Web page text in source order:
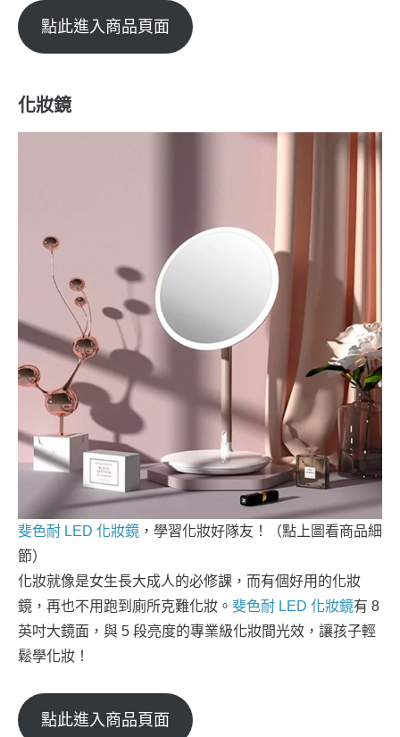
點此進入商品頁面
化妝鏡
斐色耐 LED 化妝鏡 ，學習化妝好隊友！（點上圖看商品細
節）
化妝就像是女生長大成人的必修課，而有個好用的化妝
鏡，再也不用跑到廁所克難化妝。 斐色耐 LED 化妝鏡有 8
英吋大鏡面，與 5 段亮度的專業級化妝間光效，讓孩子輕
鬆學化妝！
點此進入商品頁面